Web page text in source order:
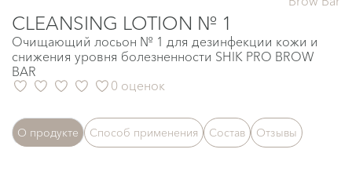
CLEANSING LOTION № 1
Очищающий лосьон № 1 для дезинфекции кожи и
снижения уровня болезненности SHIK PRO BROW
BAR
0 оценок
О продукте Способ применения Состав Отзывы